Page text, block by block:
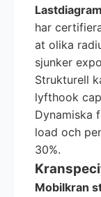
har
at olika
sjunker
Strukturell
lyfthook
Dynamiska
load och
30%.
Mobilkran